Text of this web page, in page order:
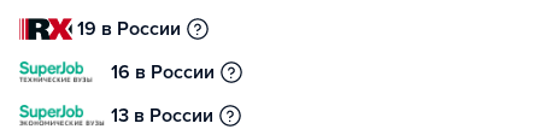
19 в России
16 в России
13 в России